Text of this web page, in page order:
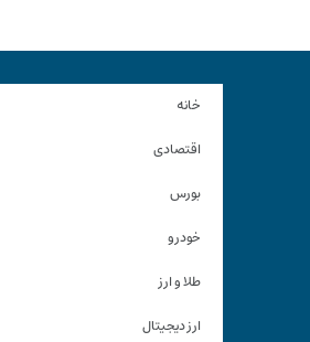
خانه
اقتصادی
بورس
خودرو
طلا و ارز
ارز دیجیتال